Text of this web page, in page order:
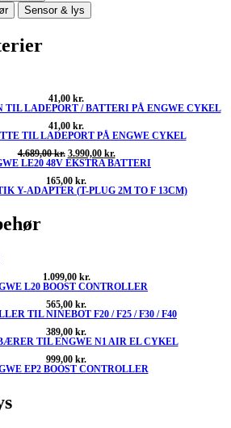
Sensor & lys
41,00 kr.
TIL LADEPORT / BATTERI PÅ ENGWE CYKEL
41,00 kr.
TIL LADEPORT PÅ ENGWE CYKEL
4.689,00kr. Den
oprindelige
pris
var:
3.990,00 kr.Den
aktuelle
er:
LE20 48V EKSTRA BATTERI
165,00 kr.
Y-ADAPTER (T-PLUG 2M TO F 13CM)
1.099,00 kr.
L20 BOOST CONTROLLER
565,00 kr.
TIL NINEBOT F20 / F25 / F30 / F40
389,00 kr.
TIL ENGWE N1 AIR EL CYKEL
999,00 kr.
EP2 BOOST CONTROLLER